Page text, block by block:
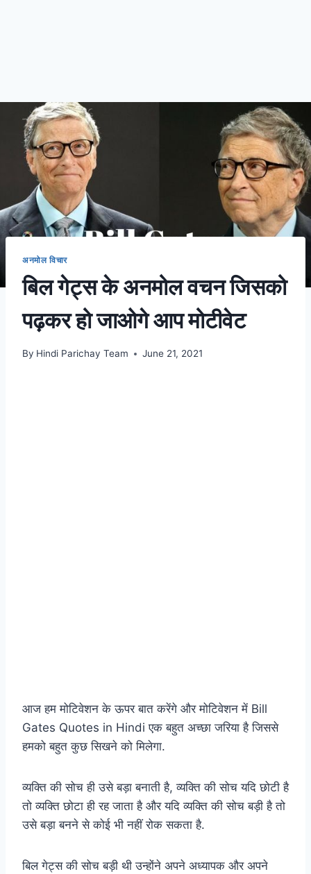
अनमोल विचार
बिल गेट्स के अनमोल वचन जिसको
पढ़कर हो जाओगे आप मोटीवेट
By Hindi Parichay Team June 21, 2021
आज हम मोटिवेशन के ऊपर बात करेंगे और मोटिवेशन में Bill
Gates Quotes in Hindi एक बहुत अच्छा जरिया है जिससे
हमको बहुत कुछ सिखने को मिलेगा.
व्यक्ति की सोच ही उसे बड़ा बनाती है, व्यक्ति की सोच यदि छोटी है
तो व्यक्ति छोटा ही रह जाता है और यदि व्यक्ति की सोच बड़ी है तो
उसे बड़ा बनने से कोई भी नहीं रोक सकता है.
बिल गेट्स की सोच बड़ी थी उन्होंने अपने अध्यापक और अपने